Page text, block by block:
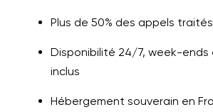
Plus de 50% des appels
Disponibilité 24/7, week-ends
inclus
Hébergement souverain en